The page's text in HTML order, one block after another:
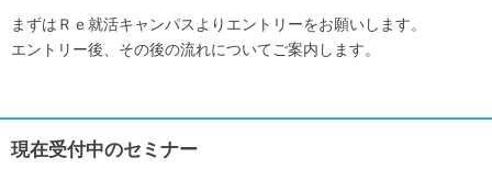
まずはＲｅ就活キャンパスよりエントリーをお願いします。
エントリー後、その後の流れについてご案内します。
現在受付中のセミナー